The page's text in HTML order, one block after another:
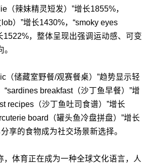
（辣妹精灵短发）”增长1855%，
）”增长1430%，“smoky eyes
1522%，整体呈现出强调运动感、可变
（储藏室野餐/观赛餐桌）”趋势显示轻
breakfast（沙丁鱼早餐）”增
recipes（沙丁鱼吐司食谱）”增长
board（罐头鱼冷盘拼盘）”增长
享的食物成为社交场景新选择。
，体育正在成为一种全球文化语言，人